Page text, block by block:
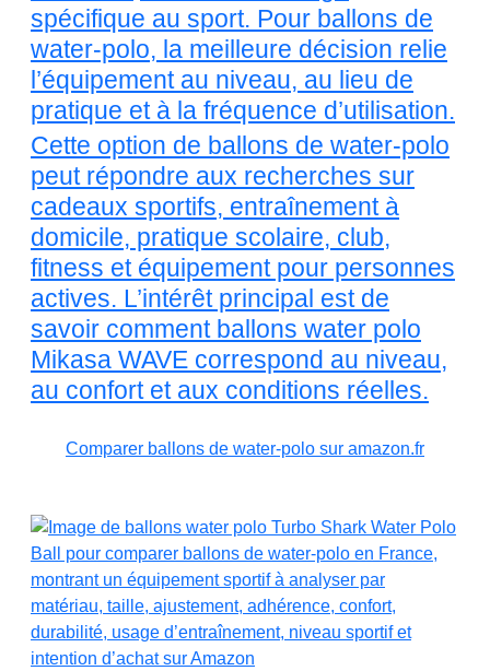
spécifique au sport. Pour ballons de
water-polo, la meilleure décision relie
l’équipement au niveau, au lieu de
pratique et à la fréquence d’utilisation.
Cette option de ballons de water-polo
peut répondre aux recherches sur
cadeaux sportifs, entraînement à
domicile, pratique scolaire, club,
fitness et équipement pour personnes
actives. L’intérêt principal est de
savoir comment ballons water polo
Mikasa WAVE correspond au niveau,
au confort et aux conditions réelles.
Comparer ballons de water-polo sur amazon.fr